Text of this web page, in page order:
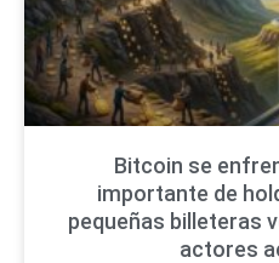
Bitcoin se
importante de
pequeñas billeteras
actores